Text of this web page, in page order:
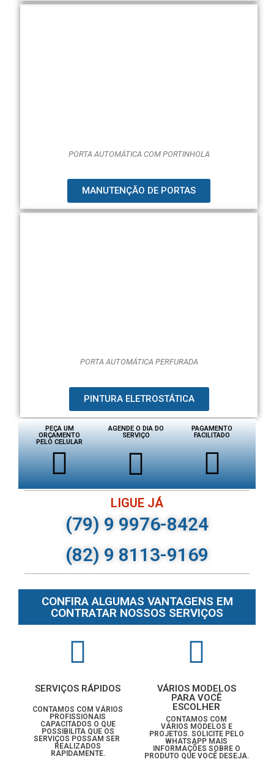
PORTA AUTOMÁTICA COM PORTINHOLA
MANUTENÇÃO DE PORTAS
PORTA AUTOMÁTICA PERFURADA
PINTURA ELETROSTÁTICA
PEÇA UM
ORÇAMENTO
PELO CELULAR
AGENDE O DIA DO
SERVIÇO
PAGAMENTO
FACILITADO
LIGUE JÁ
(79) 9 9976-8424
(82) 9 8113-9169
CONFIRA ALGUMAS VANTAGENS EM
CONTRATAR NOSSOS SERVIÇOS
SERVIÇOS RÁPIDOS
CONTAMOS COM VÁRIOS
PROFISSIONAIS
CAPACITADOS O QUE
POSSIBILITA QUE OS
SERVIÇOS POSSAM SER
REALIZADOS
RAPIDAMENTE.
VÁRIOS MODELOS
PARA VOCÊ
ESCOLHER
CONTAMOS COM
VÁRIOS MODELOS E
PROJETOS. SOLICITE PELO
WHATSAPP MAIS
INFORMAÇÕES SOBRE O
PRODUTO QUE VOCÊ DESEJA.